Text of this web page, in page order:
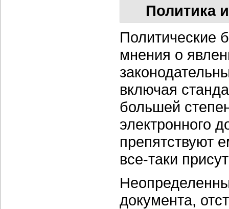
Политика
Политические
мнения о
включая
большей
электронного
препятствуют
все-таки
документа,